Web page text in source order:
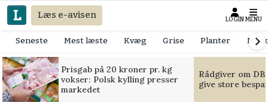
Læs e-avisen LOGIN MENU
Seneste Mest læste Kvæg Grise Planter
Prisgab på 20 kroner pr. kg
vokser: Polsk kylling presser
markedet
Rådgiver om
give store